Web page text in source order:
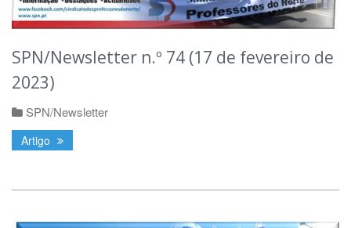
SPN/Newsletter n.º 74 (17 de fevereiro de
2023)
SPN/Newsletter
Artigo